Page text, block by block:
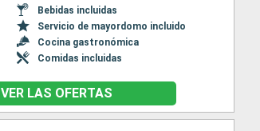
Bebidas incluidas
Servicio de mayordomo incluido
Cocina gastronómica
Comidas incluidas
VER LAS OFERTAS